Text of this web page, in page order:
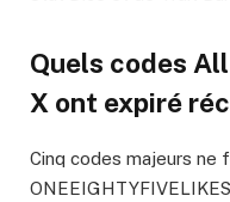
Quels codes
X ont expiré
Cinq codes majeurs ne